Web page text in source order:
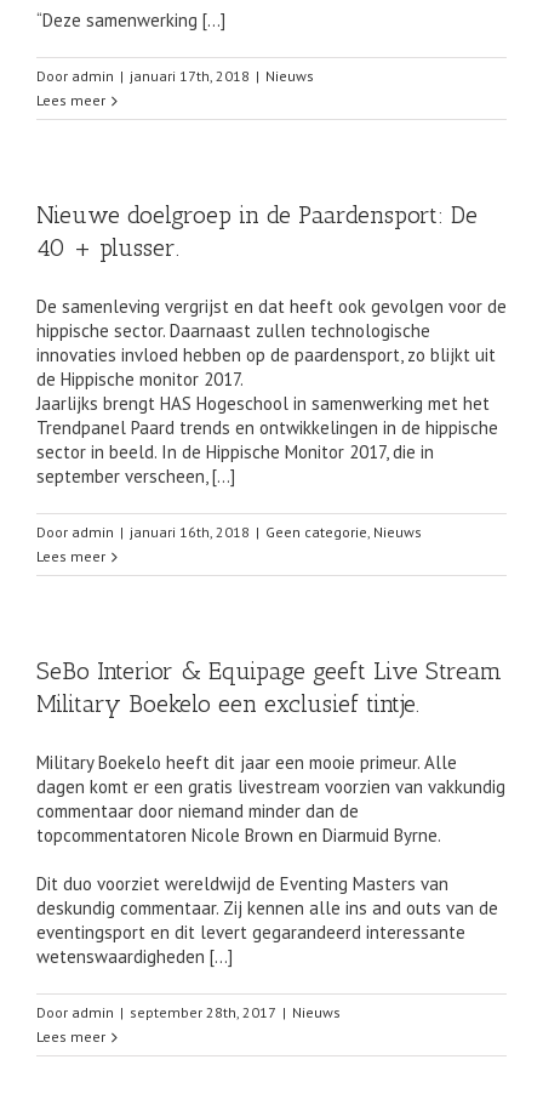
“Deze samenwerking […]
Door admin | januari 17th, 2018 | Nieuws
Lees meer
Nieuwe doelgroep in de Paardensport: De
40 + plusser.
De samenleving vergrijst en dat heeft ook gevolgen voor de
hippische sector. Daarnaast zullen technologische
innovaties invloed hebben op de paardensport, zo blijkt uit
de Hippische monitor 2017.
Jaarlijks brengt HAS Hogeschool in samenwerking met het
Trendpanel Paard trends en ontwikkelingen in de hippische
sector in beeld. In de Hippische Monitor 2017, die in
september verscheen, […]
Door admin | januari 16th, 2018 | Geen categorie, Nieuws
Lees meer
SeBo Interior & Equipage geeft Live Stream
Military Boekelo een exclusief tintje.
Military Boekelo heeft dit jaar een mooie primeur. Alle
dagen komt er een gratis livestream voorzien van vakkundig
commentaar door niemand minder dan de
topcommentatoren Nicole Brown en Diarmuid Byrne.
Dit duo voorziet wereldwijd de Eventing Masters van
deskundig commentaar. Zij kennen alle ins and outs van de
eventingsport en dit levert gegarandeerd interessante
wetenswaardigheden […]
Door admin | september 28th, 2017 | Nieuws
Lees meer